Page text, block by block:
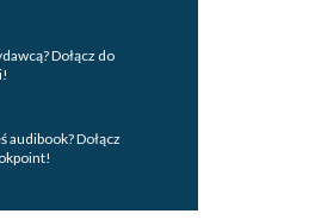
Dołącz do
audibook? Dołącz